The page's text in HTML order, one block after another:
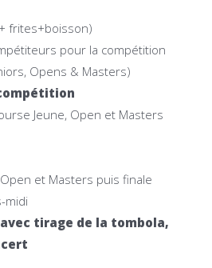
frites+boisson)
pour la compétition
Opens & Masters)
Jeune, Open et Masters
et Masters puis finale
midi
tirage de la tombola,